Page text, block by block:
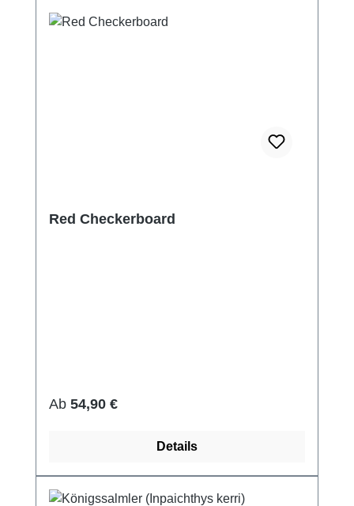
Red Checkerboard
Regulärer Preis:
Ab 54,90 €
Details